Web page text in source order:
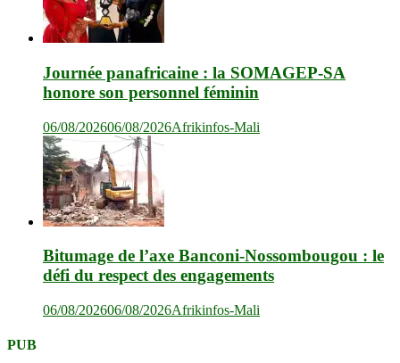
Journée panafricaine : la SOMAGEP-SA
honore son personnel féminin
06/08/202606/08/2026Afrikinfos-Mali
Bitumage de l’axe Banconi-Nossombougou : le
défi du respect des engagements
06/08/202606/08/2026Afrikinfos-Mali
PUB